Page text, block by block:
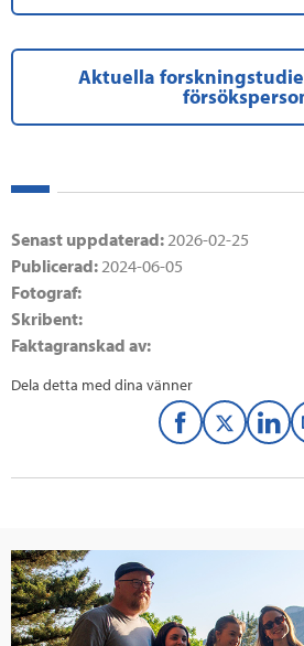
Aktuella
Senast uppdaterad:2026-02-25
Publicerad:2024-06-05
Fotograf:
Skribent:
Faktagranskad av:
Dela detta med dina vänner
F
e
T
t
L
k
e
Läs mer